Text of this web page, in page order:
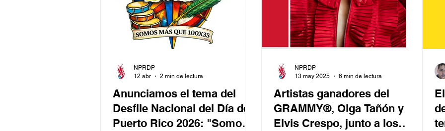
Anunciamos el tema del
Desfile Nacional del Día de
Puerto Rico 2026: "Somos
NPRDP
12 abr
2 min de lectura
Artistas ganadores del
GRAMMY®, Olga Tañón y
Elvis Crespo, junto a los
NPRDP
13 may 2025
6 min de lectura